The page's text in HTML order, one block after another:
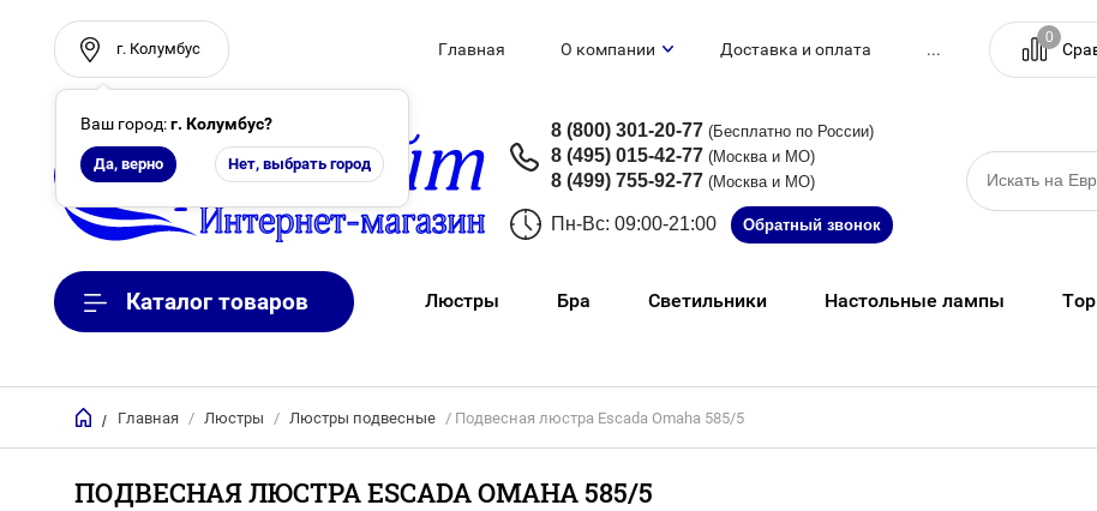
г. Колумбус
Ваш город:г. Колумбус?
Да, верно Нет, выбрать город
Главная О компании Доставка и оплата ...
0
8 (800) 301-20-77 (Бесплатно по России)
8 (495) 015-42-77 (Москва и МО)
8 (499) 755-92-77 (Москва и МО)
Пн-Вс: 09:00-21:00 Обратный звонок
Каталог товаров Люстры Бра Светильники Настольные лампы
/ Главная / Люстры / Люстры подвесные / Подвесная люстра Escada Omaha 585/5
ПОДВЕСНАЯ ЛЮСТРА ESCADA OMAHA 585/5